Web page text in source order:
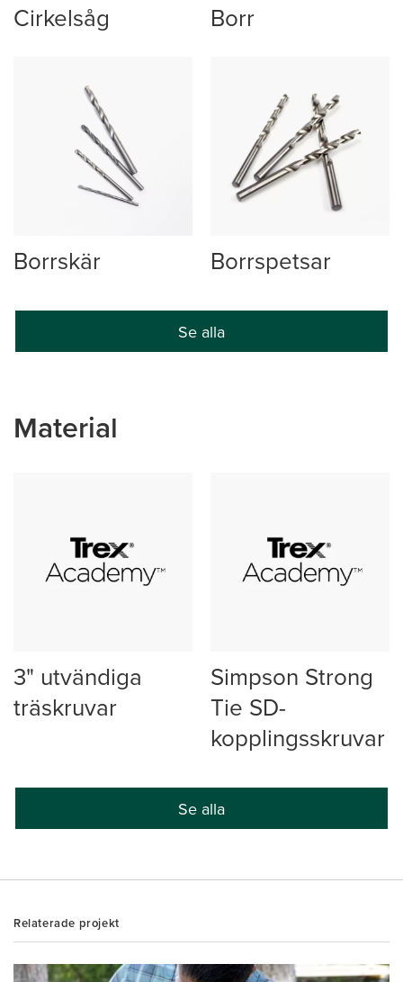
Cirkelsåg Borr
Borrskär Borrspetsar
Se alla
Material
3" utvändiga
träskruvar
Simpson Strong
Tie SD-
kopplingsskruvar
Se alla
Relaterade projekt